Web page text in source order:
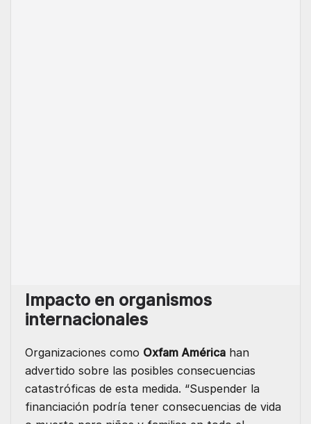
Impacto en organismos
internacionales
Organizaciones como Oxfam América han
advertido sobre las posibles consecuencias
catastróficas de esta medida. “Suspender la
financiación podría tener consecuencias de vida